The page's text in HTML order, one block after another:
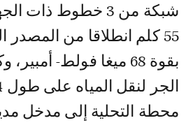
شبكة من 3 خطوط
55 كلم انطلاقا من المصدر
بقوة 68 ميغا فولط-
محطة التحلية إلى مدخل